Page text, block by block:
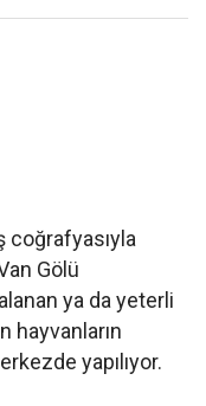
coğrafyasıyla
Gölü
ya da yeterli
hayvanların
yapılıyor.